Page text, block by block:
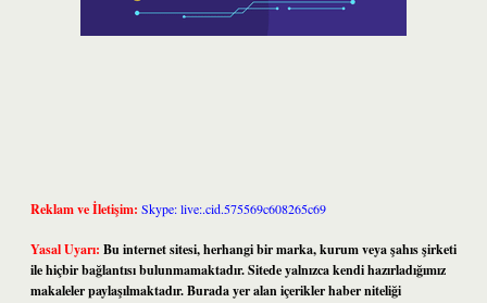
Reklam ve İletişim: Skype: live:.cid.575569c608265c69
Yasal Uyarı: Bu internet sitesi, herhangi bir marka, kurum veya şahıs şirketi
ile hiçbir bağlantısı bulunmamaktadır. Sitede yalnızca kendi hazırladığımız
makaleler paylaşılmaktadır. Burada yer alan içerikler haber niteliği